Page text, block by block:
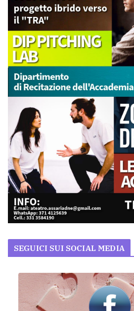
SEGUICI SUI SOCIAL MEDIA